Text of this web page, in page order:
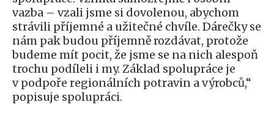
vazba – vzali jsme si dovolenou, abychom
strávili příjemné a užitečné chvíle. Dárečky se
nám pak budou příjemně rozdávat, protože
budeme mít pocit, že jsme se na nich alespoň
trochu podíleli i my. Základ spolupráce je
v podpoře regionálních potravin a výrobců,“
popisuje spolupráci.